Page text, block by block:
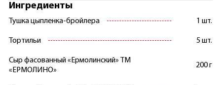
Ингредиенты
Тушка цыпленка-бройлера 1 шт.
Тортильи 5 шт.
Сыр фасованный «Ермолинский» ТМ
«ЕРМОЛИНО»
200 г